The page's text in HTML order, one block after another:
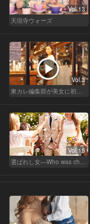
Vol.13
天現寺ウォーズ
Vol.3
東カレ編集部が美女に初体験させてみた
Vol.15
選ばれし女―Who was chosen？―